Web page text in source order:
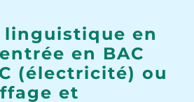
linguistique en
en BAC
(électricité) ou
et